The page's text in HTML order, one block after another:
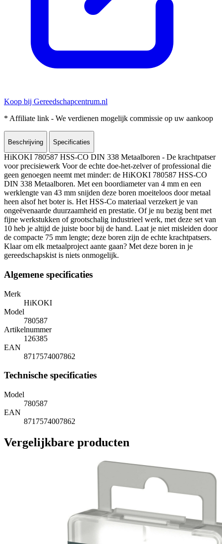
Koop bij Gereedschapcentrum.nl
* Affiliate link - We verdienen mogelijk commissie op uw aankoop
Beschrijving Specificaties
HiKOKI 780587 HSS-CO DIN 338 Metaalboren - De krachtpatser
voor precisiewerk Voor de echte doe-het-zelver of professional die
geen genoegen neemt met minder: de HiKOKI 780587 HSS-CO
DIN 338 Metaalboren. Met een boordiameter van 4 mm en een
werklengte van 43 mm snijden deze boren moeiteloos door metaal
heen alsof het boter is. Het HSS-Co materiaal verzekert je van
ongeëvenaarde duurzaamheid en prestatie. Of je nu bezig bent met
fijne werkstukken of grootschalig industrieel werk, met deze set van
10 heb je altijd de juiste boor bij de hand. Laat je niet misleiden door
de compacte 75 mm lengte; deze boren zijn de echte krachtpatsers.
Klaar om elk metaalproject aante gaan? Met deze boren in je
gereedschapskist is niets onmogelijk.
Algemene specificaties
Merk
HiKOKI
Model
780587
Artikelnummer
126385
EAN
8717574007862
Technische specificaties
Model
780587
EAN
8717574007862
Vergelijkbare producten